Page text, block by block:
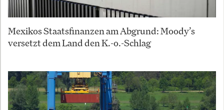
Mexikos Staatsfinanzen am Abgrund: Moody’s
versetzt dem Land den K.-o.-Schlag